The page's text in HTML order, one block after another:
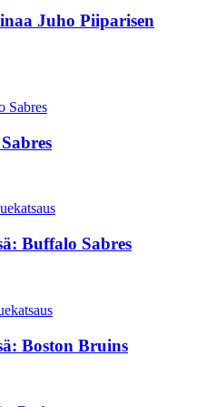
Juho Piiparisen
Buffalo Sabres
Boston Bruins